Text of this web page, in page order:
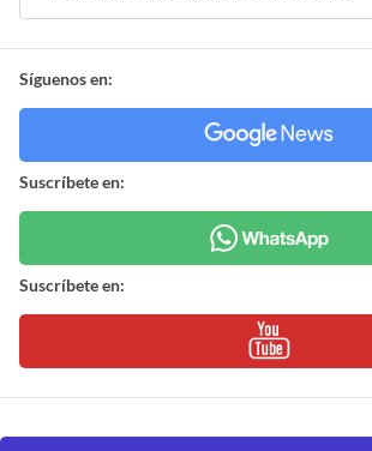
Síguenos en:
Suscríbete en:
Suscríbete en: